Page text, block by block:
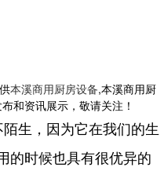
本溪商用厨房设备,本溪商用厨
和资讯展示，敬请关注！
生，因为它在我们的生
的时候也具有很优异的